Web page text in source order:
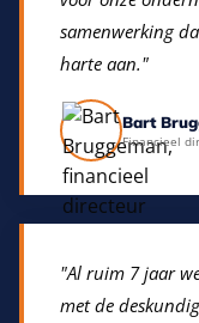
samenwerking
harte aan."
Bart
Financieel
"Al ruim 7 jaar
met de